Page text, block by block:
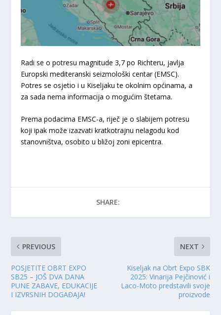
Radi se o potresu magnitude 3,7 po Richteru, javlja
Europski mediteranski seizmološki centar (EMSC).
Potres se osjetio i u Kiseljaku te okolnim općinama, a
za sada nema informacija o mogućim štetama.
Prema podacima EMSC-a, riječ je o slabijem potresu
koji ipak može izazvati kratkotrajnu nelagodu kod
stanovništva, osobito u bližoj zoni epicentra.
SHARE:
PREVIOUS
POSJETITE OBRT EXPO
SB25 – JOŠ DVA DANA
PUNE ZABAVE, EDUKACIJE
I IZVRSNIH DOGAĐAJA!
NEXT
Kiseljak na Obrt Expo SBK
2025: Vinarija Pejčinović i
Laco-Moto predstavili svoje
proizvode